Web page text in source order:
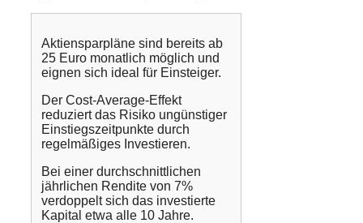
Aktiensparpläne sind bereits ab
25 Euro monatlich möglich und
eignen sich ideal für Einsteiger.
Der Cost-Average-Effekt
reduziert das Risiko ungünstiger
Einstiegszeitpunkte durch
regelmäßiges Investieren.
Bei einer durchschnittlichen
jährlichen Rendite von 7%
verdoppelt sich das investierte
Kapital etwa alle 10 Jahre.